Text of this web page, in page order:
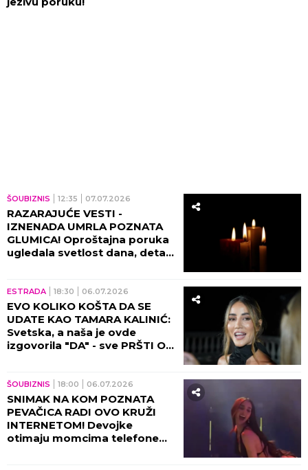
ŠOUBIZNIS 12:35 07.07.2026
RAZARAJUĆE VESTI -
IZNENADA UMRLA POZNATA
GLUMICA! Oproštajna poruka
ugledala svetlost dana, detalji
ESTRADA 18:30 06.07.2026
EVO KOLIKO KOŠTA DA SE
UDATE KAO TAMARA KALINIĆ:
Svetska, a naša je ovde
izgovorila "DA" - sve PRŠTI OD
ŠOUBIZNIS 18:00 06.07.2026
SNIMAK NA KOM POZNATA
PEVAČICA RADI OVO KRUŽI
INTERNETOM! Devojke
otimaju momcima telefone